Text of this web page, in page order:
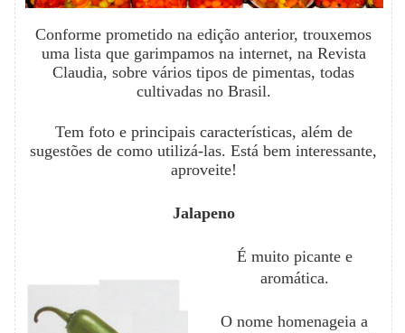
Conforme prometido na edição anterior, trouxemos
uma lista que garimpamos na internet, na Revista
Claudia, sobre vários tipos de pimentas, todas
cultivadas no Brasil.
Tem foto e principais características, além de
sugestões de como utilizá-las. Está bem interessante,
aproveite!
Jalapeno
É muito picante e
aromática.
O nome homenageia a